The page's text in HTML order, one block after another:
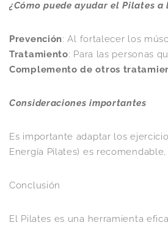
¿Cómo puede ayudar el Pilates
Prevención: Al fortalecer los
Tratamiento: Para las personas
Complemento de otros
Consideraciones importantes
Es importante adaptar los
Energía Pilates) es
Conclusión
El Pilates es una herramienta